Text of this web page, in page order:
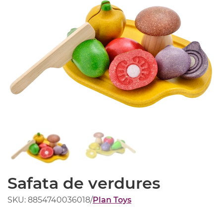
tinkering
Cuina
Safata de verdures
SKU: 8854740036018/Plan Toys